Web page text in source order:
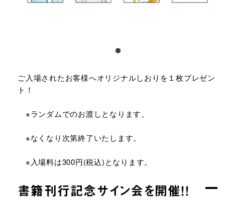
ご入場されたお客様へオリジナルしおりを１枚プレゼン
ト！
※ランダムでのお渡しとなります。
※なくなり次第終了いたします。
※入場料は300円(税込)となります。
書籍刊行記念サイン会を開催！！